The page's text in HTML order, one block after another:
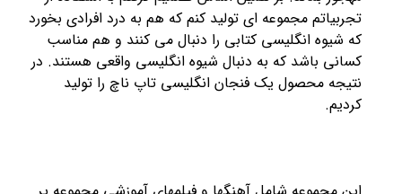
تجربیاتم مجموعه ای تولید کنم که هم به درد افرادی بخورد
که شیوه انگلیسی کتابی را دنبال می کنند و هم مناسب
کسانی باشد که به دنبال شیوه انگلیسی واقعی هستند. در
نتیجه محصول یک فنجان انگلیسی تاپ ناچ را تولید
کردیم.